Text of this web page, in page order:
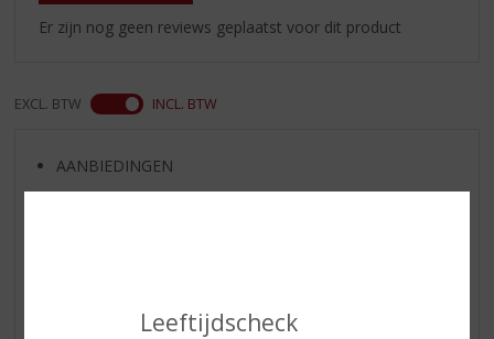
Leeftijdscheck
Er zijn nog geen reviews geplaatst voor dit product
EXCL. BTW INCL. BTW
AANBIEDINGEN
WIJN VAN DE MAAND
SPIRIT VAN DE MAAND